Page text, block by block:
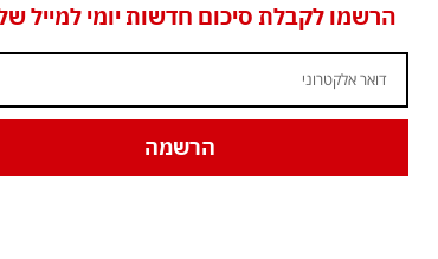
הרשמו לקבלת סיכום חדשות יומי למייל
הרשמה